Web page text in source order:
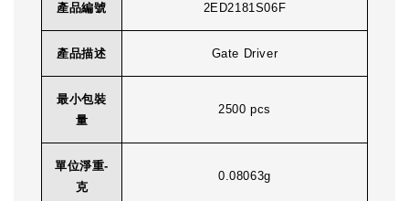
產品編號 2ED2181S06F
產品描述 Gate Driver
最小包裝
量
2500 pcs
單位淨重-
克
0.08063g